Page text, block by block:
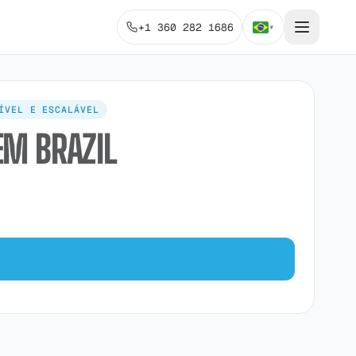
+1 360 282 1686 ▾
E ESCALÁVEL
BRAZIL